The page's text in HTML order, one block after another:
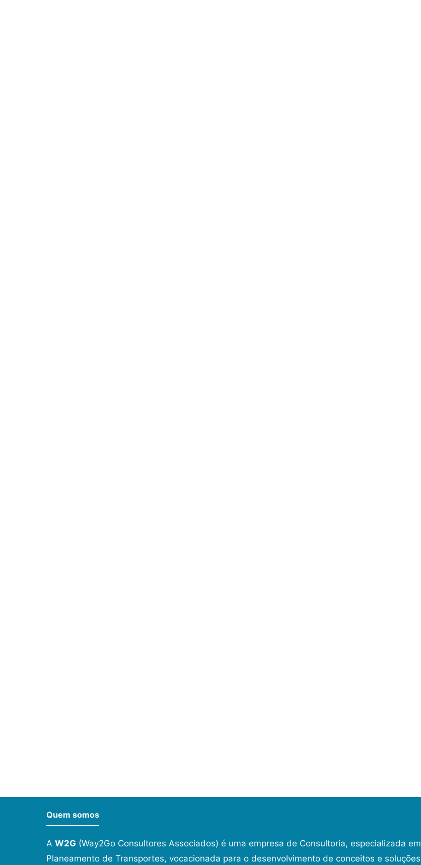
Quem somos
A W2G (Way2Go Consultores Associados) é uma empresa de Consultoria, especializada em
Planeamento de Transportes, vocacionada para o desenvolvimento de conceitos e soluções